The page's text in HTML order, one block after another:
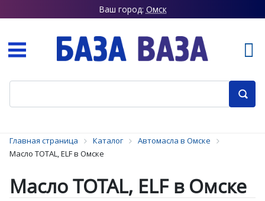
Ваш город: Омск
Главная страница Каталог
Автомасла в Омске
Масло TOTAL, ELF в Омске
Масло TOTAL, ELF в Омске